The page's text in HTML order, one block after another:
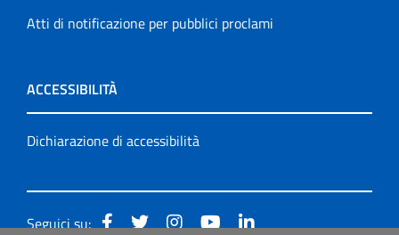
Atti di notificazione per pubblici proclami
ACCESSIBILITÀ
Dichiarazione di accessibilità
Seguici su: